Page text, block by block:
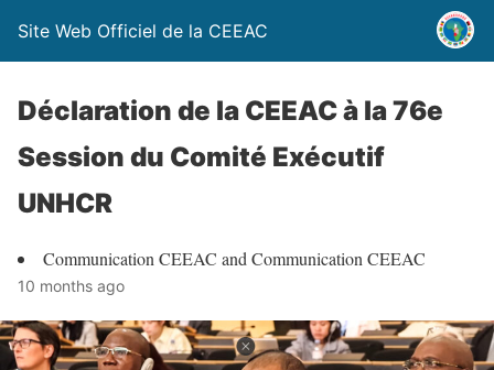
Site Web Officiel de la CEEAC
Déclaration de la CEEAC à la 76e
Session du Comité Exécutif
UNHCR
Communication CEEAC and Communication CEEAC
10 months ago